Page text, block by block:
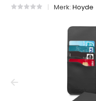
Merk:Hoyde